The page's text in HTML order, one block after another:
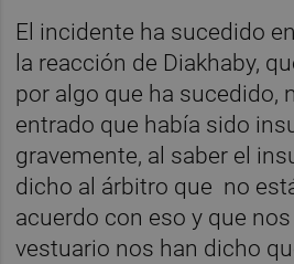
El incidente ha sucedido
la reacción de Diakhaby,
por algo que ha sucedido,
entrado que había sido
gravemente, al saber el
dicho al árbitro que no
acuerdo con eso y que nos
vestuario nos han dicho